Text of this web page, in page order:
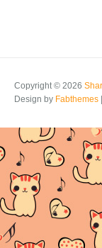
Copyright © 2026
Design by Fabthemes